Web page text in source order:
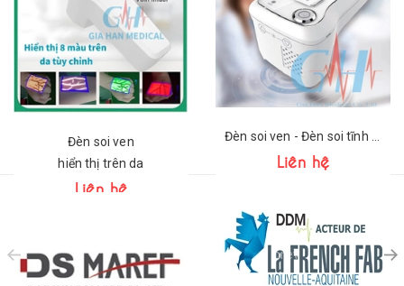
Đèn soi ven
hiển thị trên da
Liên hệ
Liên hệ
prev